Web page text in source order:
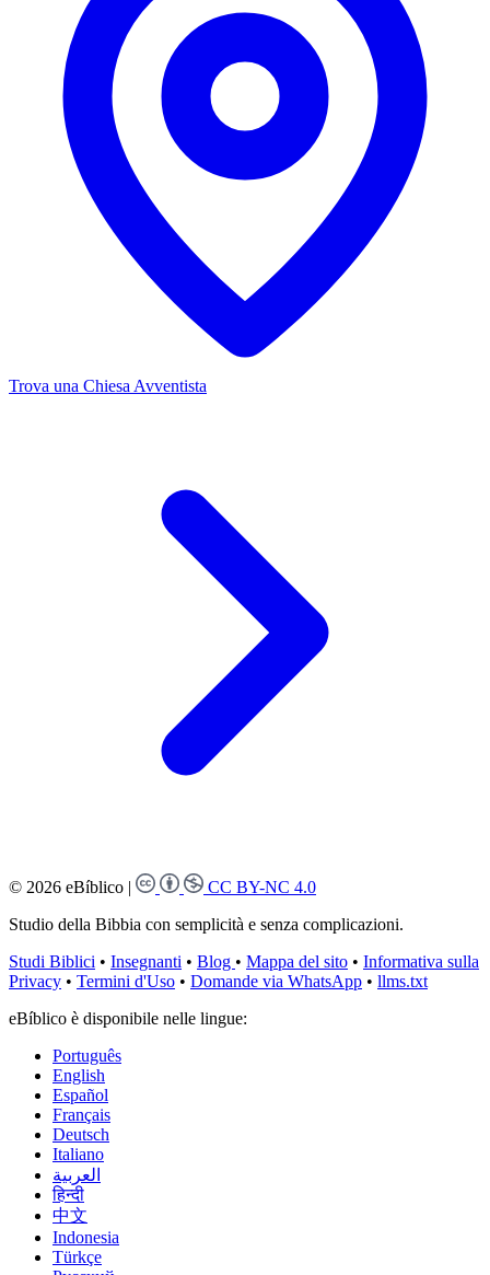
Trova una Chiesa Avventista
© 2026 eBíblico
CC BY-NC 4.0
Studio della Bibbia con semplicità e senza complicazioni.
Studi Biblici • Insegnanti • Blog • Mappa del sito • Informativa sulla
Privacy • Termini d'Uso • Domande via WhatsApp • llms.txt
eBíblico è disponibile nelle lingue:
Português
English
Español
Français
Deutsch
Italiano
العربية
हिन्दी
中文
Indonesia
Türkçe